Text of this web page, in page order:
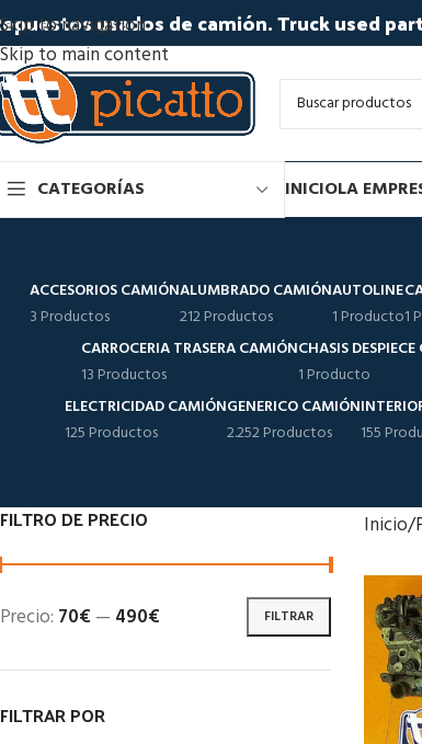
Skip to navigation
Skip to main content
usados de camión. Truck used
CATEGORÍAS INICIOLA
ACCESORIOS CAMIÓN
3 Productos
ALUMBRADO CAMIÓN
212 Productos
AUTOLINE
1 Producto1
CARROCERIA TRASERA CAMIÓN
13 Productos
CHASIS
1 Producto
ELECTRICIDAD CAMIÓN
125 Productos
GENERICO CAMIÓN
2.252 Productos
155
FILTRO DE PRECIO
FILTRAR
Precio: 70€ — 490€
FILTRAR POR
Inicio